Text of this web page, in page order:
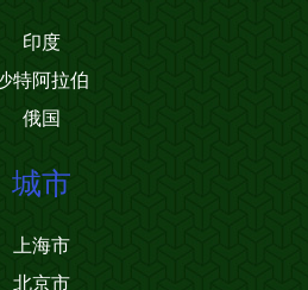
印度
特阿拉伯
俄国
城市
上海市
北京市